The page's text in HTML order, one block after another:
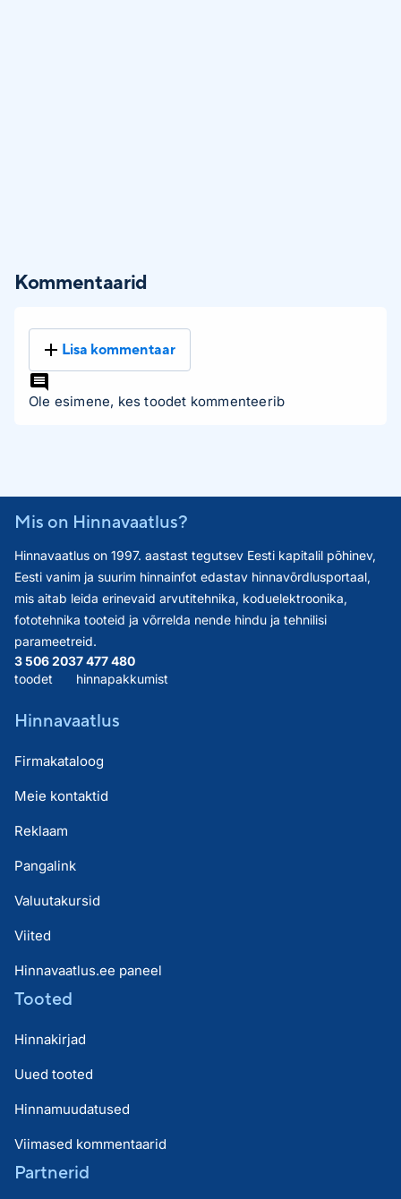
Kommentaarid
Lisa kommentaar
Ole esimene, kes toodet kommenteerib
Mis on Hinnavaatlus?
Hinnavaatlus on 1997. aastast tegutsev Eesti kapitalil põhinev,
Eesti vanim ja suurim hinnainfot edastav hinnavõrdlusportaal,
mis aitab leida erinevaid arvutitehnika, koduelektroonika,
fototehnika tooteid ja võrrelda nende hindu ja tehnilisi
parameetreid.
3 506 203
toodet
7 477 480
hinnapakkumist
Hinnavaatlus
Firmakataloog
Meie kontaktid
Reklaam
Pangalink
Valuutakursid
Viited
Hinnavaatlus.ee paneel
Tooted
Hinnakirjad
Uued tooted
Hinnamuudatused
Viimased kommentaarid
Partnerid